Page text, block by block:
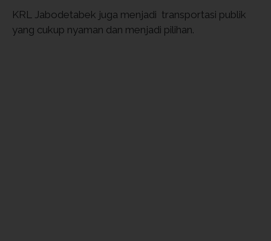
KRL Jabodetabek juga menjadi transportasi publik
yang cukup nyaman dan menjadi pilihan.